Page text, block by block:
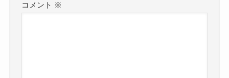
コメント ※